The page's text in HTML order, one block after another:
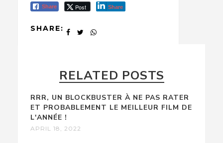
Share Post Share
SHARE:
RELATED POSTS
RRR, UN BLOCKBUSTER À NE PAS RATER
ET PROBABLEMENT LE MEILLEUR FILM DE
L'ANNÉE !
APRIL 18, 2022